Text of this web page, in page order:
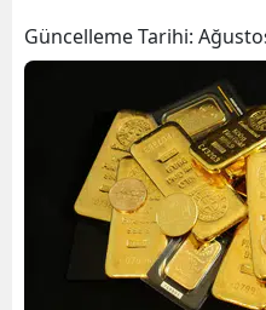
Güncelleme Tarihi: